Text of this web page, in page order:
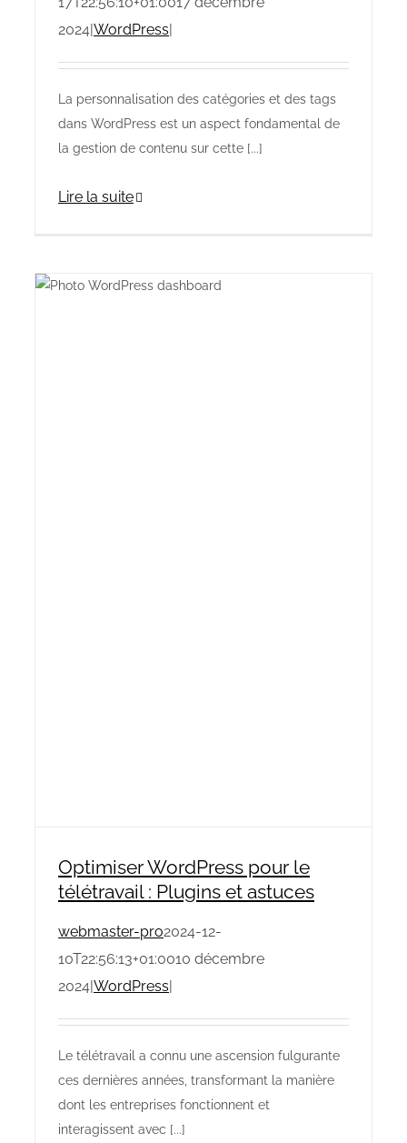
2024|WordPress|
La personnalisation des catégories et des tags
dans WordPress est un aspect fondamental de
la gestion de contenu sur cette [...]
Lire la suite
Optimiser WordPress pour le
télétravail : Plugins et astuces
webmaster-pro2024-12-
10T22:56:13+01:0010 décembre
2024|WordPress|
Le télétravail a connu une ascension fulgurante
ces dernières années, transformant la manière
dont les entreprises fonctionnent et
interagissent avec [...]